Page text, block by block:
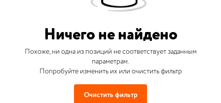
Ничего не найдено
Похоже, ни одна из позиций не соответствует заданным
параметрам.
Попробуйте изменить их или очистить фильтр
Очистить фильтр